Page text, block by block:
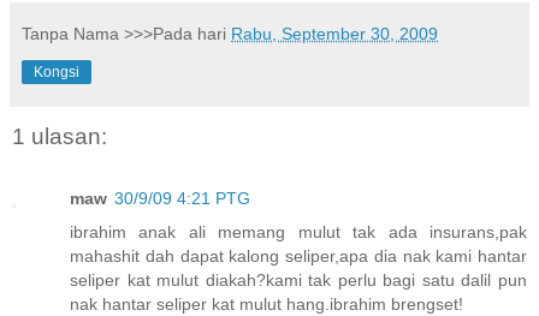
Tanpa Nama >>>Pada hari Rabu, September 30, 2009
Kongsi
1 ulasan:
maw 30/9/09 4:21 PTG
ibrahim anak ali memang mulut tak ada insurans,pak
mahashit dah dapat kalong seliper,apa dia nak kami hantar
seliper kat mulut diakah?kami tak perlu bagi satu dalil pun
nak hantar seliper kat mulut hang.ibrahim brengset!